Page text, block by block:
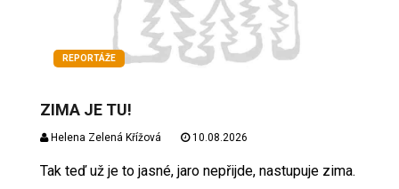
REPORTÁŽE
ZIMA JE TU!
Helena Zelená Křížová 10.08.2026
Tak teď už je to jasné, jaro nepřijde, nastupuje zima.